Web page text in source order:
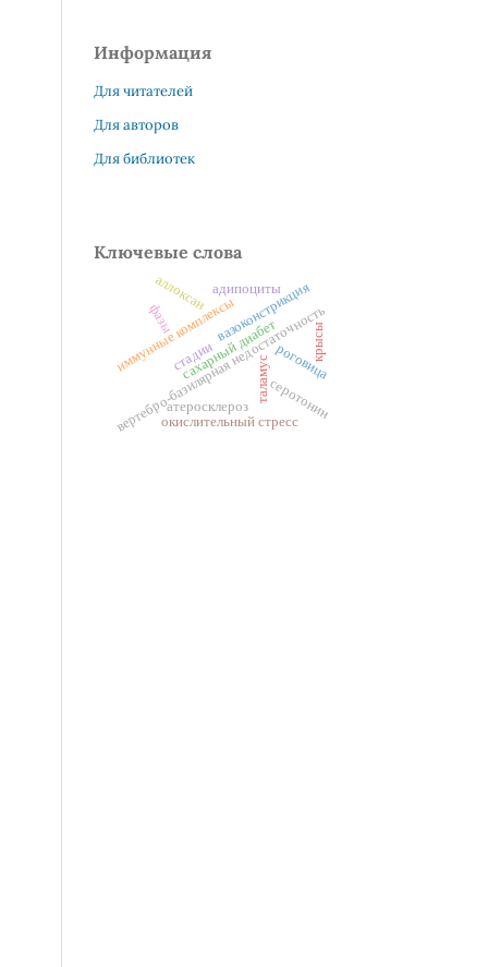
Информация
Для читателей
Для авторов
Для библиотек
Ключевые слова
вертебро-базилярная недостаточность
атеросклероз
иммунные комплексы
таламус
сахарный диабет
адипоциты
окислительный стресс
аллоксан
фазы
стадии роговица
серотонин
вазоконстрикциякрысы